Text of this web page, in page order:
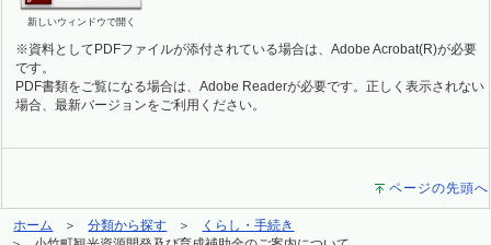
新しいウィンドウで開く
※資料としてPDFファイルが添付されている場合は、Adobe Acrobat(R)が必要
です。
PDF書類をご覧になる場合は、Adobe Readerが必要です。正しく表示されない
場合、最新バージョンをご利用ください。
ページの先頭へ
ホーム 分類から探す
くらし・手続き